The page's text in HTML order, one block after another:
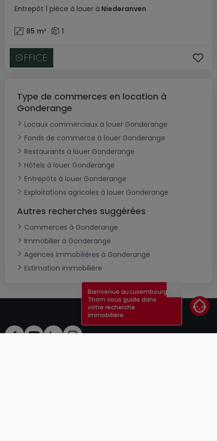
Entrepôt 1 pièce à louer à Niederanven
85 m² 1
Type de commerces en location à
Gonderange
Locaux commerciaux à louer Gonderange
Fonds de commerce à louer Gonderange
Restaurants à louer Gonderange
Hôtels à louer Gonderange
Entrepôts à louer Gonderange
Exploitations agricoles à louer Gonderange
Autres recherches suggérées
Commerces à Gonderange
Immobilier à Gonderange
Agences immobilières à Gonderange
Estimation immobilière
Fermer
Bienvenue au Luxembourg !
Thom vous guide dans
votre recherche
immobilière.